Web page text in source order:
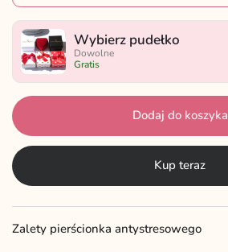
Wybierz pudełko
Dowolne
Gratis
Dodaj do koszyka
Kup teraz
Zalety pierścionka antystresowego